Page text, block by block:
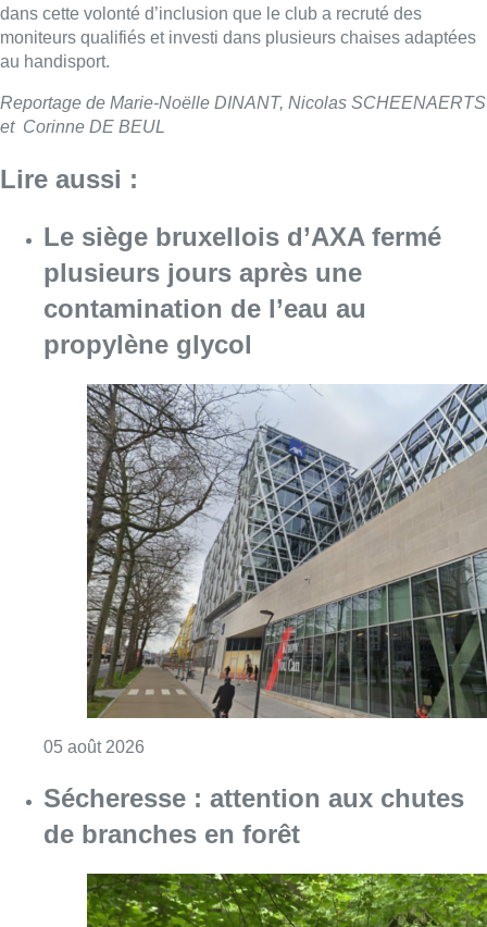
contamination de l’eau au
propylène glycol
05 août 2026Consulter l'article "Le siège bruxellois
Sécheresse : attention aux chutes
de branches en forêt